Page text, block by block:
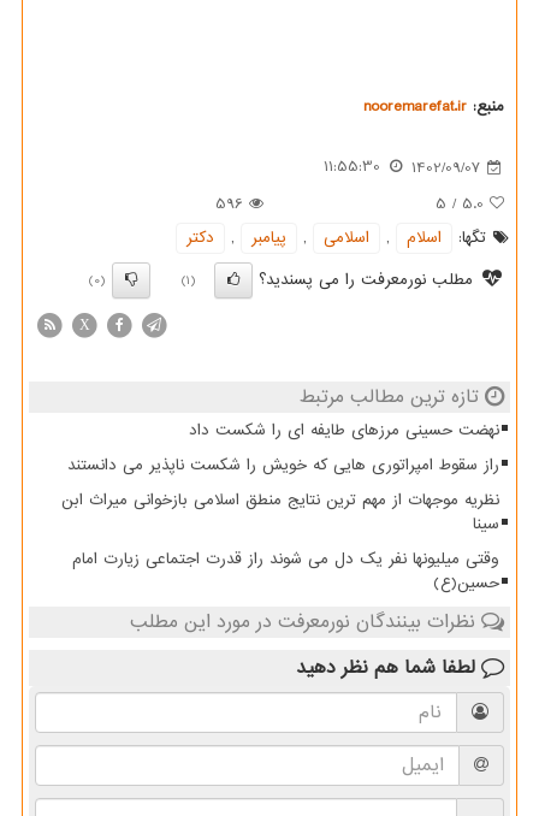
منبع: nooremarefat.ir
1402/09/07
11:55:30
5.0
/
5
596
تگها:
اسلام , اسلامی , پیامبر ,
دكتر
مطلب نورمعرفت را می پسندید؟
(1)
(0)
X
تازه ترین مطالب مرتبط
نهضت حسینی مرزهای طایفه ای را شکست داد
راز سقوط امپراتوری هایی که خویش را شکست ناپذیر می دانستند
نظریه موجهات از مهم ترین نتایج منطق اسلامی بازخوانی میراث ابن
سینا
وقتی میلیونها نفر یک دل می شوند راز قدرت اجتماعی زیارت امام
حسین(ع)
نظرات بینندگان نورمعرفت در مورد این مطلب
لطفا شما هم نظر دهید